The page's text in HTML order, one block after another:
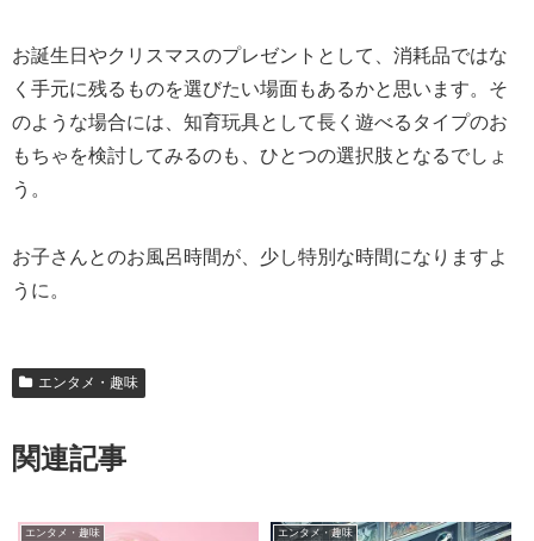
お誕生日やクリスマスのプレゼントとして、消耗品ではな
く手元に残るものを選びたい場面もあるかと思います。そ
のような場合には、知育玩具として長く遊べるタイプのお
もちゃを検討してみるのも、ひとつの選択肢となるでしょ
う。
お子さんとのお風呂時間が、少し特別な時間になりますよ
うに。
エンタメ・趣味
関連記事
エンタメ・趣味 エンタメ・趣味